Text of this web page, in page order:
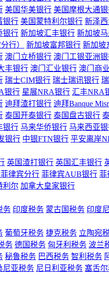
美国华美银行 美国摩根大通
银行 美国蒙特利尔银行 新泽
银行 新加坡汇丰银行 新加坡
行）
新加坡富邦银行 新加坡
澳门立桥银行 澳门工银亚洲
丰银行 澳门汇业银行 澳门商
瑞士CIM银行 瑞士瑞讯银行
银行 星展NRA银行 汇丰NRA
迪拜渣打银行 迪拜Banque
泰国开泰银行 泰国盘古银行
银行 马来华侨银行 马来西亚
银行 中银FTN银行 平安离岸
英国渣打银行 英国汇丰银行
律宾分行 菲律宾AUB银行 菲
利尔 加拿大皇家银行
务 印度税务 蒙古国税务 印度
葡萄牙税务 捷克税务 立陶宛
务 德国税务 匈牙利税务 波兰
秘鲁税务 巴西税务 智利税务
尼亚税务 尼日利亚税务 塞舌